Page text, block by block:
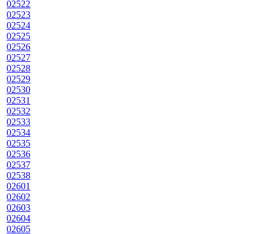
02522
02523
02524
02525
02526
02527
02528
02529
02530
02531
02532
02533
02534
02535
02536
02537
02538
02601
02602
02603
02604
02605